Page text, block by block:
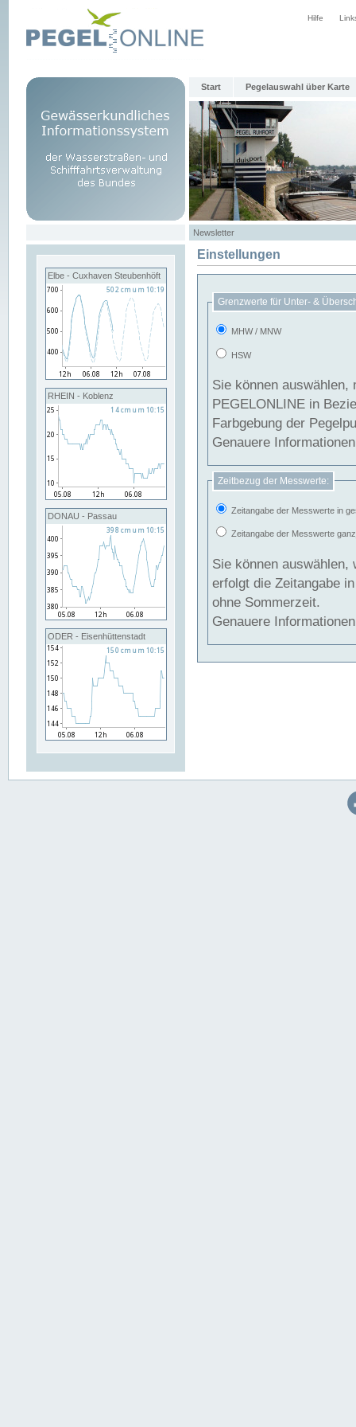
Hilfe
Start Pegelauswahl über Karte
Newsletter
Elbe - Cuxhaven Steubenhöft
RHEIN - Koblenz
DONAU - Passau
ODER - Eisenhüttenstadt
Einstellungen
Grenzwerte für Unter- &
MHW / MNW
HSW
Sie können
PEGELONLINE in Beziehung
Farbgebung der
Genauere
Zeitbezug der Messwerte:
Zeitangabe der Messwerte in
Zeitangabe der Messwerte
Sie können auswählen,
erfolgt die Zeitangabe
ohne Sommerzeit.
Genauere